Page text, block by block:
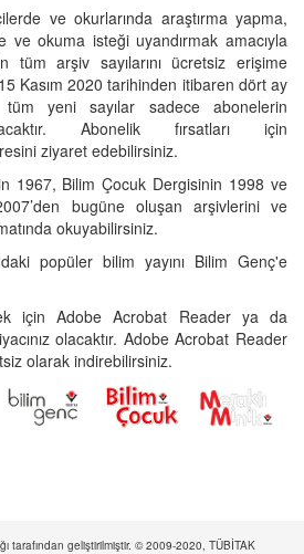
ve okurlarında araştırma yapma,
okuma isteği uyandırmak amacıyla
tüm arşiv sayılarını ücretsiz erişime
Kasım 2020 tarihinden itibaren dört ay
tüm yeni sayılar sadece abonelerin
Abonelik fırsatları için
ziyaret edebilirsiniz.
1967, Bilim Çocuk Dergisinin 1998 ve
bugüne oluşan arşivlerini ve
okuyabilirsiniz.
popüler bilim yayını Bilim Genç'e
için Adobe Acrobat Reader ya da
olacaktır. Adobe Acrobat Reader
olarak indirebilirsiniz.
tarafından geliştirilmiştir. © 2009-2020, TÜBİTAK